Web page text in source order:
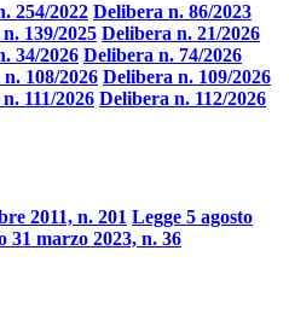
254/2022 Delibera n. 86/2023
139/2025 Delibera n. 21/2026
34/2026 Delibera n. 74/2026
108/2026 Delibera n. 109/2026
111/2026 Delibera n. 112/2026
2011, n. 201 Legge 5 agosto
31 marzo 2023, n. 36